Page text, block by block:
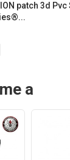
patch 3d
a